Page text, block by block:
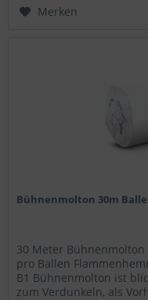
Merken
Bühnenmolton 30m
30 Meter Bühnenmolton
pro Ballen
B1 Bühnenmolton ist
zum Verdunkeln, als